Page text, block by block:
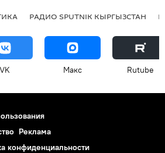
РАДИО SPUTNIK КЫРГЫЗСТАН
VK Макс Rutube
Реклама
конфиденциальности